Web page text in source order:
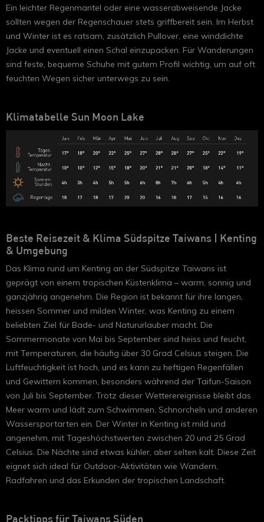
Ein leichter Regenmantel oder eine wasserabweisende Jacke
sollten wegen der Regenschauer stets griffbereit sein. Im Herbst
und Winter ist es ratsam, zusätzlich Pullover, eine winddichte
Jacke und eventuell einen Schal einzupacken. Für Wanderungen
sind feste, bequeme Schuhe mit gutem Profil wichtig, um auf oft
feuchten Wegen sicher unterwegs zu sein.
Klimatabelle Sun Moon Lake
Beste Reisezeit & Klima Südspitze Taiwans
Kenting
& Umgebung
Das Klima rund um Kenting an der Südspitze Taiwans ist
geprägt von einem tropischen Küstenklima – warm, sonnig und
ganzjährig angenehm. Die Region ist bekannt für ihre langen,
heissen Sommer und milden Winter, was Kenting zu einem
beliebten Ziel für Bade- und Natururlauber macht. Die
Sommermonate von Mai bis September sind heiss und feucht,
mit Temperaturen, die häufig über 30 Grad Celsius steigen. Die
Luftfeuchtigkeit ist hoch, und es kann zu heftigen Regenfällen
und Gewittern kommen, besonders während der Taifun-Saison
von Juli bis September. Trotz dieser Wetterereignisse bleibt das
Meer warm und lädt zum Schwimmen, Schnorcheln und anderen
Wassersportarten ein. Der Winter in Kenting ist mild und
angenehm, mit Tageshöchstwerten zwischen 20 und 25 Grad
Celsius. Die Nächte sind etwas kühler, aber selten kalt. Diese Zeit
eignet sich ideal für Outdoor-Aktivitäten wie Wandern,
Radfahren und das Erkunden der tropischen Landschaft.
Packtipps für Taiwans Süden